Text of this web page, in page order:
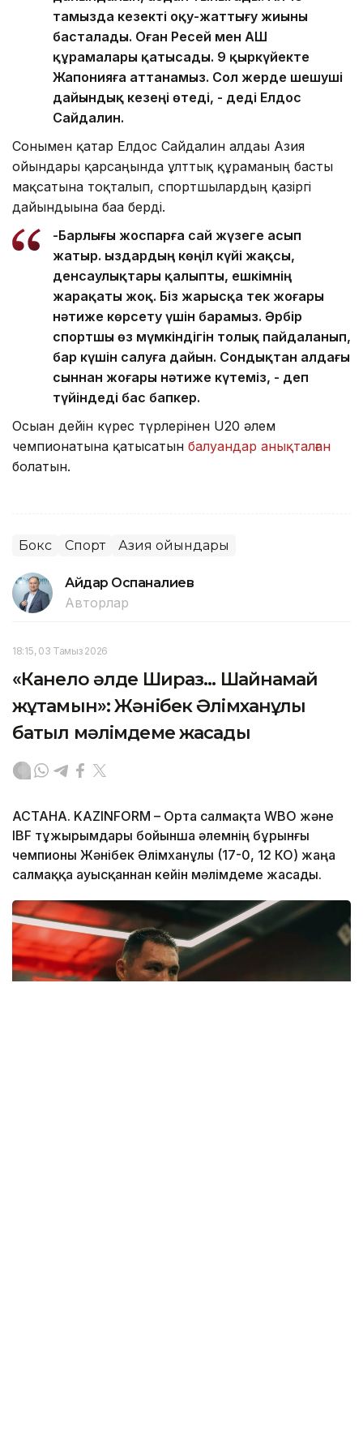
тамызда кезекті оқу-жаттығу жиыны
басталады. Оған Ресей мен АҚШ
құрамалары қатысады. 9 қыркүйекте
Жапонияға аттанамыз. Сол жерде шешуші
дайындық кезеңі өтеді, - деді Елдос
Сайдалин.
Сонымен қатар Елдос Сайдалин алдағы Азия
ойындары қарсаңында ұлттық құраманың басты
мақсатына тоқталып, спортшылардың қазіргі
дайындығына баға берді.
-Барлығы жоспарға сай жүзеге асып
жатыр. Қыздардың көңіл күйі жақсы,
денсаулықтары қалыпты, ешкімнің
жарақаты жоқ. Біз жарысқа тек жоғары
нәтиже көрсету үшін барамыз. Әрбір
спортшы өз мүмкіндігін толық пайдаланып,
бар күшін салуға дайын. Сондықтан алдағы
сыннан жоғары нәтиже күтеміз, - деп
түйіндеді бас бапкер.
Осыған дейін күрес түрлерінен U20 әлем
чемпионатына қатысатын балуандар анықталған
болатын.
Бокс Спорт Азия ойындары
Айдар Оспаналиев
Авторлар
18:15, 03 Тамыз 2026
«Канело әлде Шираз... Шайнамай
жұтамын»: Жәнібек Әлімханұлы
батыл мәлімдеме жасады
АСТАНА. KAZINFORM – Орта салмақта WBO және
IBF тұжырымдары бойынша әлемнің бұрынғы
чемпионы Жәнібек Әлімханұлы (17-0, 12 КО) жаңа
салмаққа ауысқаннан кейін мәлімдеме жасады.